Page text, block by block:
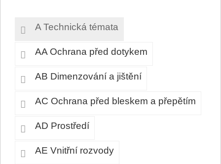
A Technická témata
AA Ochrana před dotykem
AB Dimenzování a jištění
AC Ochrana před bleskem a přepětím
AD Prostředí
AE Vnitřní rozvody